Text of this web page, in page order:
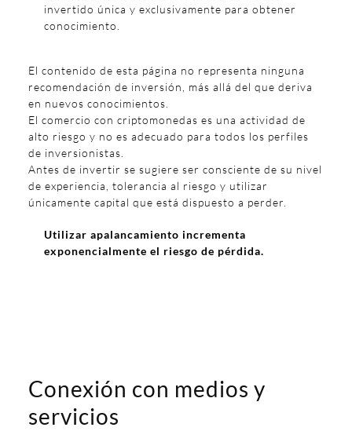
invertido única y exclusivamente para obtener
conocimiento.
El contenido de esta página no representa ninguna
recomendación de inversión, más allá del que deriva
en nuevos conocimientos.
El comercio con criptomonedas es una actividad de
alto riesgo y no es adecuado para todos los perfiles
de inversionistas.
Antes de invertir se sugiere ser consciente de su nivel
de experiencia, tolerancia al riesgo y utilizar
únicamente capital que está dispuesto a perder.
Utilizar apalancamiento incrementa
exponencialmente el riesgo de pérdida.
Conexión con medios y
servicios